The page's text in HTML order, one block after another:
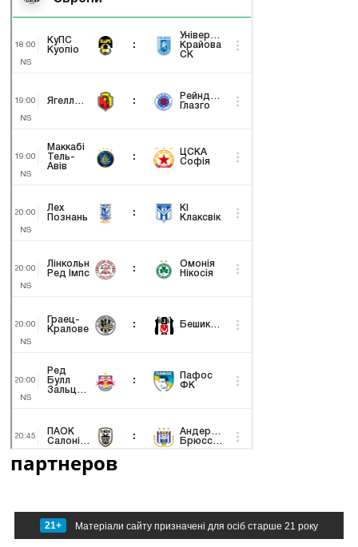
партнеров
21+ Матеріали сайту призначені для осіб старше 21 року